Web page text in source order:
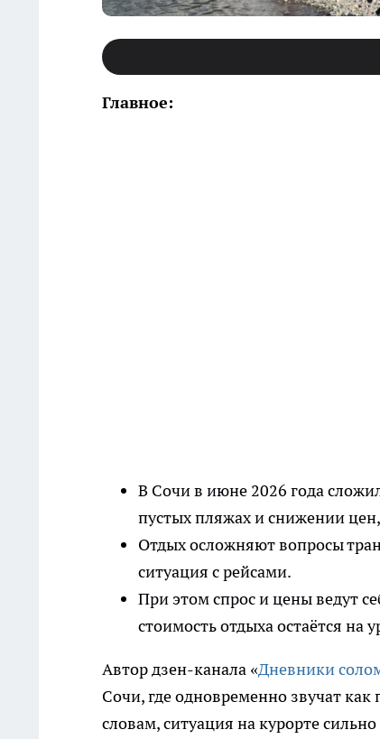
Главное:
В Сочи в июне 2026 года
пустых пляжах и снижении
Отдых осложняют вопросы
ситуация с рейсами.
При этом спрос и цены ведут
стоимость отдыха остаётся на
Автор дзен-канала «Дневники
Сочи, где одновременно звучат
словам, ситуация на курорте